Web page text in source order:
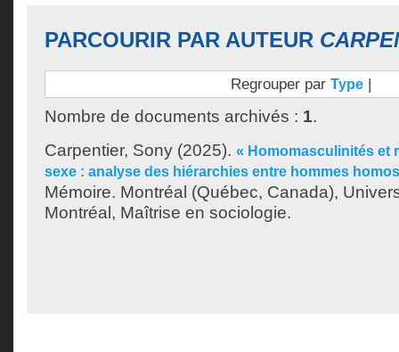
PARCOURIR PAR AUTEUR
Regrouper par Type |
Nombre de documents archivés : 1.
Carpentier, Sony (2025). « Homomasculinités et
sexe : analyse des hiérarchies entre hommes
Mémoire. Montréal (Québec, Canada),
Montréal, Maîtrise en sociologie.